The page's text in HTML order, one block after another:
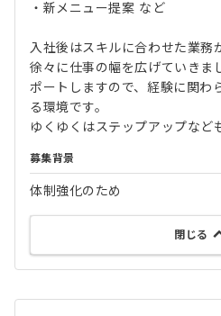
・新メニュー提案 など
入社後はスキルに合わせた業務
徐々に仕事の幅を広げていきま
ポートしますので、経験に関わ
る環境です。
ゆくゆくはステップアップなど
募集背景
体制強化のため
閉じる